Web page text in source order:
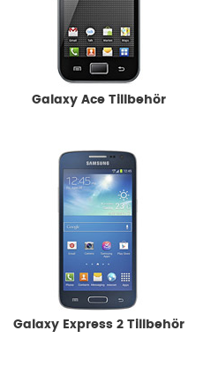
Galaxy Ace Tillbehör
Galaxy Express 2 Tillbehör